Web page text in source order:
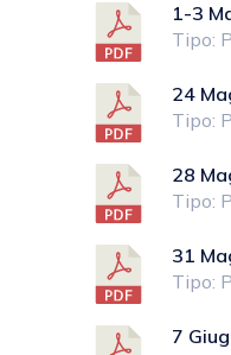
1-3
Tipo:
24
Tipo:
28
Tipo:
31
Tipo:
7